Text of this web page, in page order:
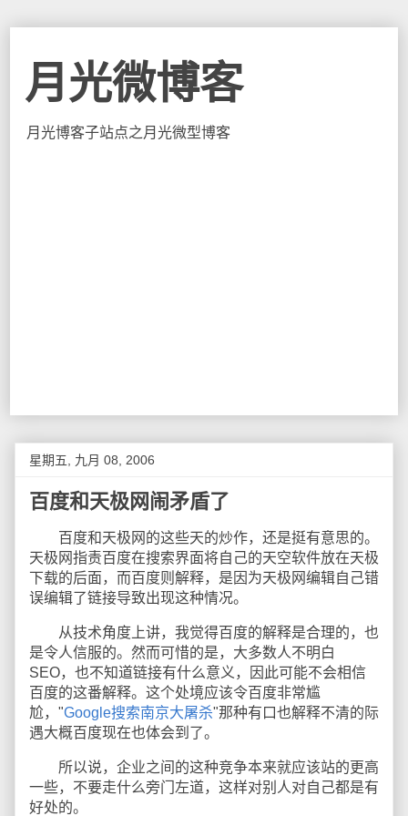
月光微博客
月光博客子站点之月光微型博客
星期五, 九月 08, 2006
百度和天极网闹矛盾了
百度和天极网的这些天的炒作，还是挺有意思的。
天极网指责百度在搜索界面将自己的天空软件放在天极
下载的后面，而百度则解释，是因为天极网编辑自己错
误编辑了链接导致出现这种情况。
从技术角度上讲，我觉得百度的解释是合理的，也
是令人信服的。然而可惜的是，大多数人不明白
SEO，也不知道链接有什么意义，因此可能不会相信
百度的这番解释。这个处境应该令百度非常尴
尬，"Google搜索南京大屠杀"那种有口也解释不清的际
遇大概百度现在也体会到了。
所以说，企业之间的这种竞争本来就应该站的更高
一些，不要走什么旁门左道，这样对别人对自己都是有
好处的。